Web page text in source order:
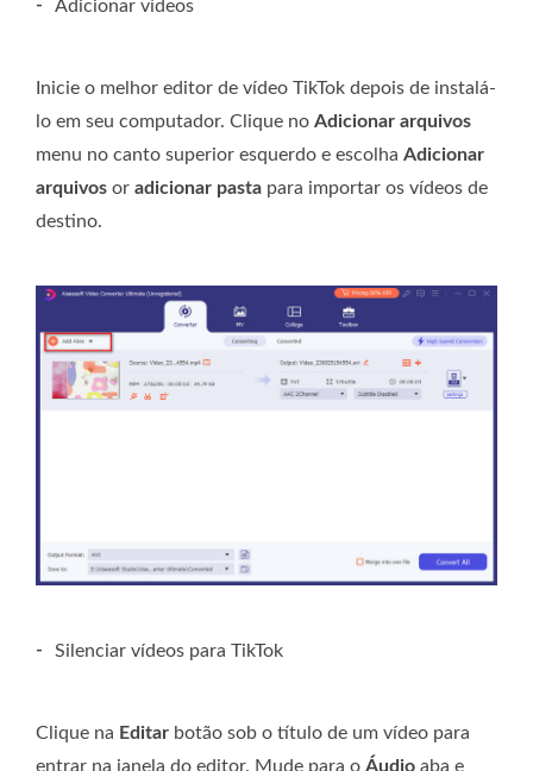
- Adicionar vídeos
Inicie o melhor editor de vídeo TikTok depois de instalá-
lo em seu computador. Clique no Adicionar arquivos
menu no canto superior esquerdo e escolha Adicionar
arquivos or adicionar pasta para importar os vídeos de
destino.
- Silenciar vídeos para TikTok
Clique na Editar botão sob o título de um vídeo para
entrar na janela do editor. Mude para o Áudio aba e